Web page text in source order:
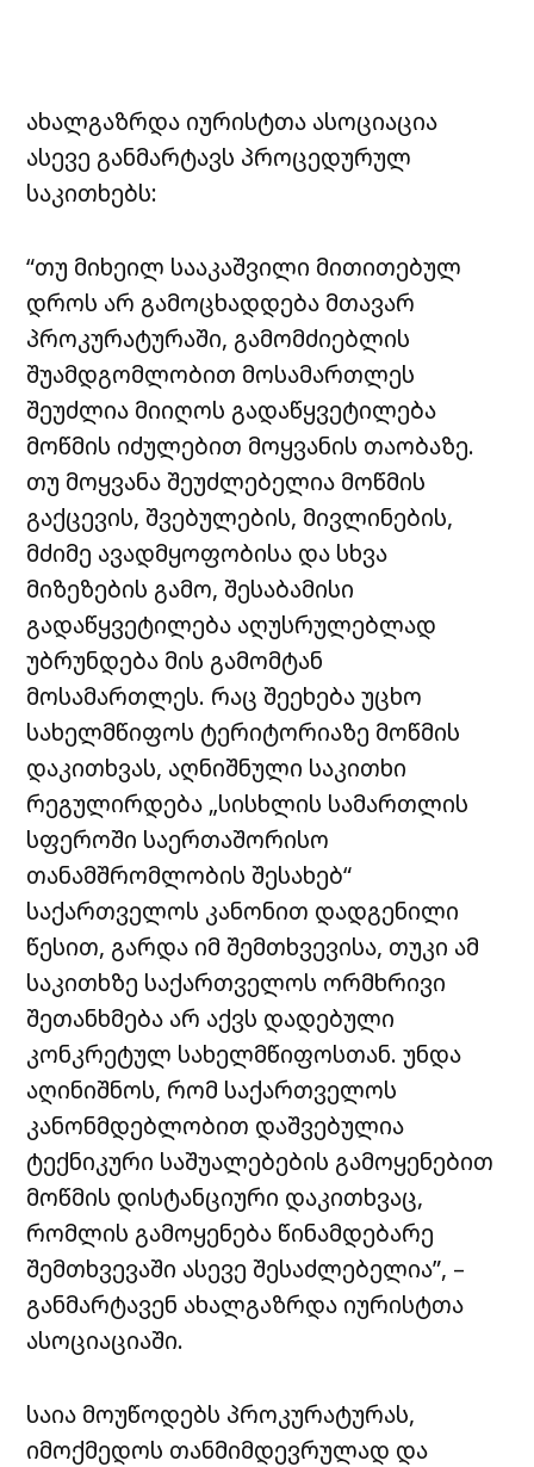
ახალგაზრდა იურისტთა ასოციაცია
ასევე განმარტავს პროცედურულ
საკითხებს:
“თუ მიხეილ სააკაშვილი მითითებულ
დროს არ გამოცხადდება მთავარ
პროკურატურაში, გამომძიებლის
შუამდგომლობით მოსამართლეს
შეუძლია მიიღოს გადაწყვეტილება
მოწმის იძულებით მოყვანის თაობაზე.
თუ მოყვანა შეუძლებელია მოწმის
გაქცევის, შვებულების, მივლინების,
მძიმე ავადმყოფობისა და სხვა
მიზეზების გამო, შესაბამისი
გადაწყვეტილება აღუსრულებლად
უბრუნდება მის გამომტან
მოსამართლეს. რაც შეეხება უცხო
სახელმწიფოს ტერიტორიაზე მოწმის
დაკითხვას, აღნიშნული საკითხი
რეგულირდება „სისხლის სამართლის
სფეროში საერთაშორისო
თანამშრომლობის შესახებ“
საქართველოს კანონით დადგენილი
წესით, გარდა იმ შემთხვევისა, თუკი ამ
საკითხზე საქართველოს ორმხრივი
შეთანხმება არ აქვს დადებული
კონკრეტულ სახელმწიფოსთან. უნდა
აღინიშნოს, რომ საქართველოს
კანონმდებლობით დაშვებულია
ტექნიკური საშუალებების გამოყენებით
მოწმის დისტანციური დაკითხვაც,
რომლის გამოყენება წინამდებარე
შემთხვევაში ასევე შესაძლებელია”, –
განმარტავენ ახალგაზრდა იურისტთა
ასოციაციაში.
საია მოუწოდებს პროკურატურას,
იმოქმედოს თანმიმდევრულად და